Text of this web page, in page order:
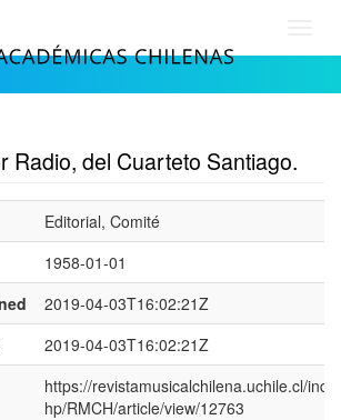
Radio, del Cuarteto Santiago.
Editorial, Comité
1958-01-01
2019-04-03T16:02:21Z
2019-04-03T16:02:21Z
https://revistamusicalchilena.uchile.cl/
hp/RMCH/article/view/12763